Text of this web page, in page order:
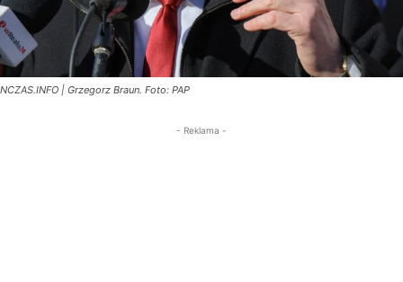
NCZAS.INFO | Grzegorz Braun. Foto: PAP
- Reklama -